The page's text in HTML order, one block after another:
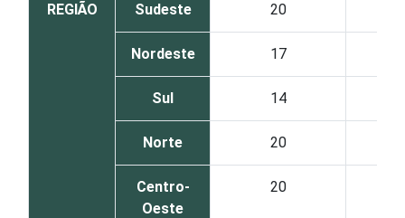
REGIÃO Sudeste 20
Nordeste 17
Sul 14
Norte 20
Centro-
Oeste
20